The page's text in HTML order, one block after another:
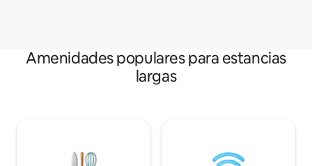
Amenidades populares para estancias
largas